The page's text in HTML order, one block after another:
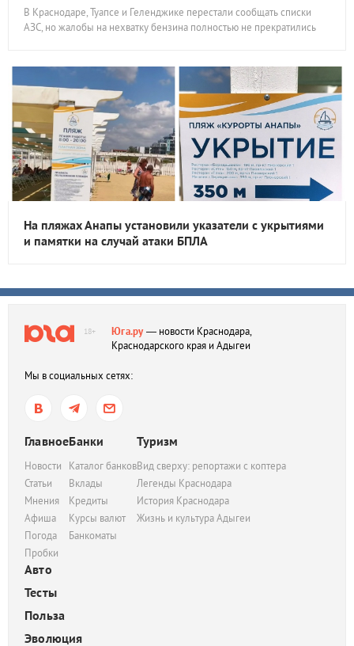
В Краснодаре, Туапсе и Геленджике перестали сообщать списки
АЗС, но жалобы на нехватку бензина полностью не прекратились
На пляжах Анапы установили указатели с укрытиями
и памятки на случай атаки БПЛА
18+ Юга.ру— новости Краснодара,
Краснодарского края и Адыгеи
Мы в социальных сетях:
Главное
Новости
Статьи
Мнения
Афиша
Погода
Пробки
Банки
Каталог банков
Вклады
Кредиты
Курсы валют
Банкоматы
Туризм
Вид сверху: репортажи с коптера
Легенды Краснодара
История Краснодара
Жизнь и культура Адыгеи
Авто
Тесты
Польза
Эволюция